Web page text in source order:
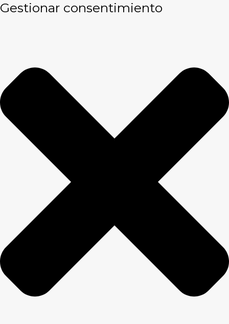
Gestionar consentimiento